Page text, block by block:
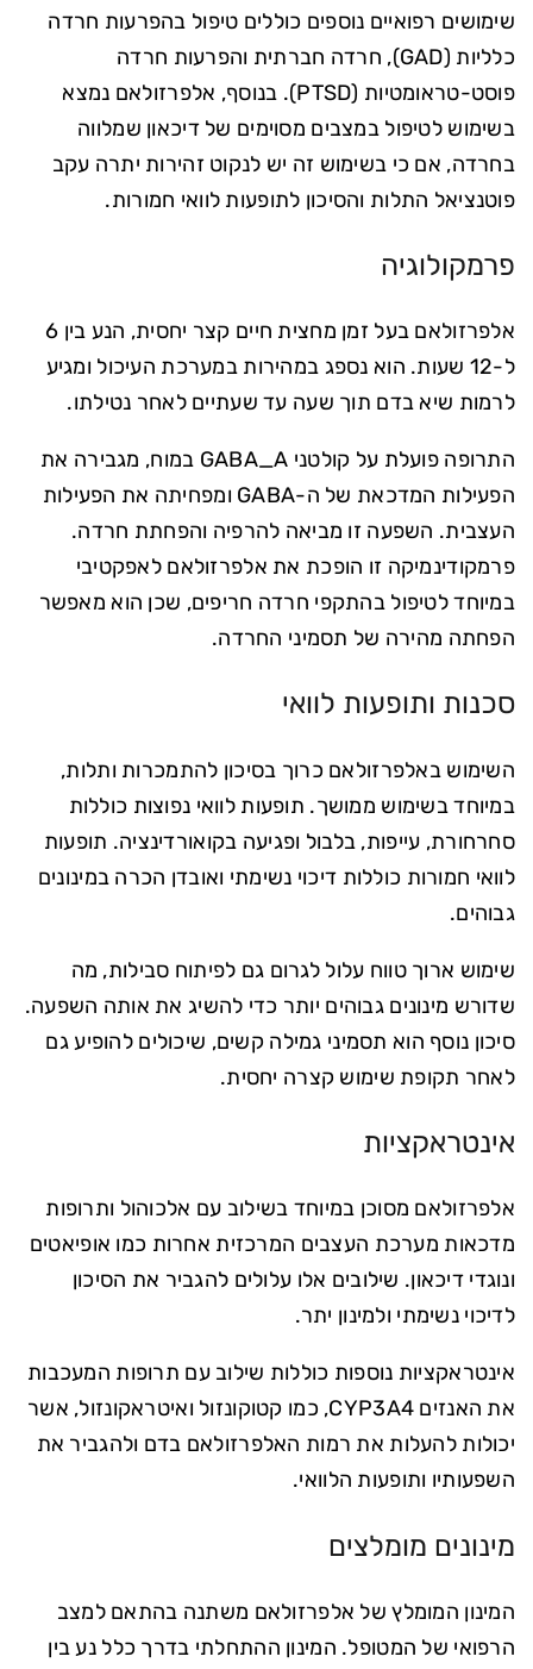
שימושים רפואיים נוספים כוללים טיפול בהפרעות חרדה
כלליות (GAD), חרדה חברתית והפרעות חרדה
פוסט-טראומטיות (PTSD). בנוסף, אלפרזולאם נמצא
בשימוש לטיפול במצבים מסוימים של דיכאון שמלווה
בחרדה, אם כי בשימוש זה יש לנקוט זהירות יתרה עקב
פוטנציאל התלות והסיכון לתופעות לוואי חמורות.
פרמקולוגיה
אלפרזולאם בעל זמן מחצית חיים קצר יחסית, הנע בין 6
ל-12 שעות. הוא נספג במהירות במערכת העיכול ומגיע
לרמות שיא בדם תוך שעה עד שעתיים לאחר נטילתו.
התרופה פועלת על קולטני GABA_A במוח, מגבירה את
הפעילות המדכאת של ה-GABA ומפחיתה את הפעילות
העצבית. השפעה זו מביאה להרפיה והפחתת חרדה.
פרמקודינמיקה זו הופכת את אלפרזולאם לאפקטיבי
במיוחד לטיפול בהתקפי חרדה חריפים, שכן הוא מאפשר
הפחתה מהירה של תסמיני החרדה.
סכנות ותופעות לוואי
השימוש באלפרזולאם כרוך בסיכון להתמכרות ותלות,
במיוחד בשימוש ממושך. תופעות לוואי נפוצות כוללות
סחרחורת, עייפות, בלבול ופגיעה בקואורדינציה. תופעות
לוואי חמורות כוללות דיכוי נשימתי ואובדן הכרה במינונים
גבוהים.
שימוש ארוך טווח עלול לגרום גם לפיתוח סבילות, מה
שדורש מינונים גבוהים יותר כדי להשיג את אותה השפעה.
סיכון נוסף הוא תסמיני גמילה קשים, שיכולים להופיע גם
לאחר תקופת שימוש קצרה יחסית.
אינטראקציות
אלפרזולאם מסוכן במיוחד בשילוב עם אלכוהול ותרופות
מדכאות מערכת העצבים המרכזית אחרות כמו אופיאטים
ונוגדי דיכאון. שילובים אלו עלולים להגביר את הסיכון
לדיכוי נשימתי ולמינון יתר.
אינטראקציות נוספות כוללות שילוב עם תרופות המעכבות
את האנזים CYP3A4, כמו קטוקונזול ואיטראקונזול, אשר
יכולות להעלות את רמות האלפרזולאם בדם ולהגביר את
השפעותיו ותופעות הלוואי.
מינונים מומלצים
המינון המומלץ של אלפרזולאם משתנה בהתאם למצב
הרפואי של המטופל. המינון ההתחלתי בדרך כלל נע בין